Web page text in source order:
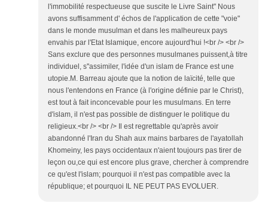
l'immobilité respectueuse que suscite le Livre Saint" Nous
avons suffisamment d' échos de l'application de cette "voie"
dans le monde musulman et dans les malheureux pays
envahis par l'Etat Islamique, encore aujourd'hui !<br /> <br />
Sans exclure que des personnes musulmanes puissent,à titre
individuel, s''assimiler, l'idée d'un islam de France est une
utopie.M. Barreau ajoute que la notion de laïcité, telle que
nous l'entendons en France (à l'origine définie par le Christ),
est tout à fait inconcevable pour les musulmans. En terre
d'islam, il n'est pas possible de distinguer le politique du
religieux.<br /> <br /> Il est regrettable qu'après avoir
abandonné l'Iran du Shah aux mains barbares de l'ayatollah
Khomeiny, les pays occidentaux n'aient toujours pas tirer de
leçon ou,ce qui est encore plus grave, chercher à comprendre
ce qu'est l'islam; pourquoi il n'est pas compatible avec la
république; et pourquoi IL NE PEUT PAS EVOLUER.